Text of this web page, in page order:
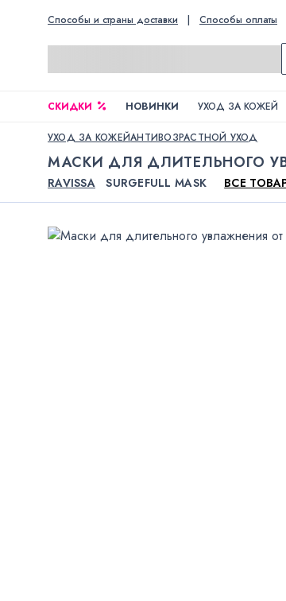
Способы и страны доставки | Способы оплаты
СКИДКИ НОВИНКИ УХОД ЗА КОЖЕЙ
УХОД ЗА КОЖЕЙАНТИВОЗРАСТНОЙ УХОД
МАСКИ ДЛЯ ДЛИТЕЛЬНОГО
RAVISSA SURGEFULL MASK ВСЕ